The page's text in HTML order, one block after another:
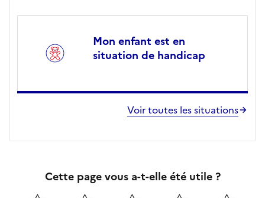
Mon enfant est en
situation de handicap
Voir toutes les situations
Cette page vous a-t-elle été utile ?